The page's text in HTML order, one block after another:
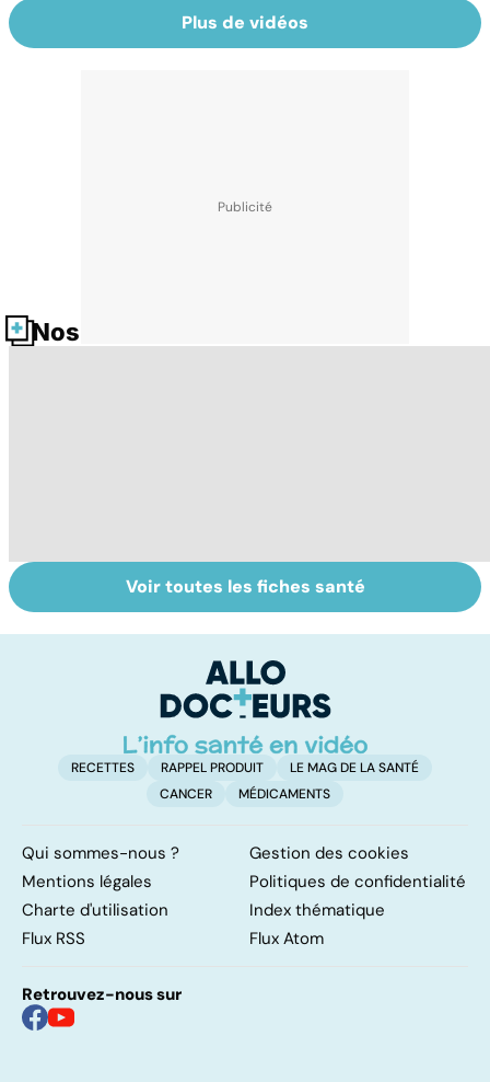
Plus de vidéos
Nos fiches santé
Narcolepsie : des
crises de
Maladie de
Huntington : une
neurologique
incurable
Voir toutes les fiches santé
RECETTES RAPPEL PRODUIT
LE MAG DE LA SANTÉ
CANCER
MÉDICAMENTS
Qui sommes-nous ?
Gestion des cookies
Mentions légales
Politiques de confidentialité
Charte d'utilisation
Index thématique
Flux RSS
Flux Atom
Retrouvez-nous sur